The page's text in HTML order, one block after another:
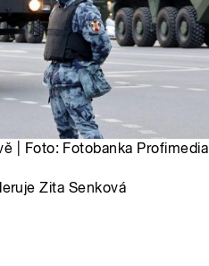
| Foto: Fotobanka Profimedia
Zita Senková